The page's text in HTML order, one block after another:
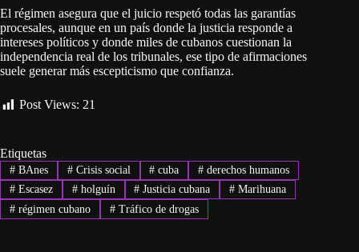
El régimen asegura que el juicio respetó todas las garantías
procesales, aunque en un país donde la justicia responde a
intereses políticos y donde miles de cubanos cuestionan la
independencia real de los tribunales, ese tipo de afirmaciones
suele generar más escepticismo que confianza.
Post Views: 21
Etiquetas
#BAnes #Crisis social # cuba # derechos humanos
#Escasez #holguín # Justicia cubana # Marihuana
#régimen cubano #Tráfico de drogas